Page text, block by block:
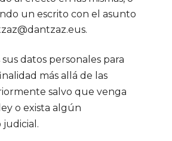
un escrito con el asunto
datos personales para
más allá de las
salvo que venga
o exista algún